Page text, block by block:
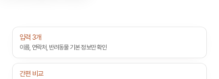
입력 3개
이름, 연락처, 반려동물 기본 정보만 확인
간편 비교